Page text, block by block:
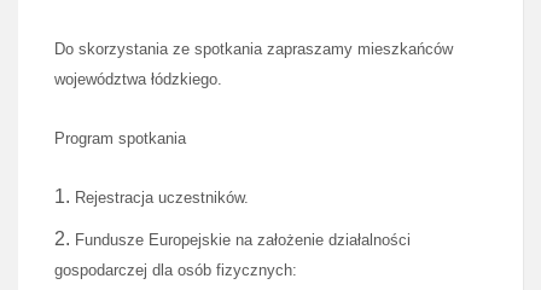
Do skorzystania ze spotkania zapraszamy mieszkańców
województwa łódzkiego.
Program spotkania
Rejestracja uczestników.
Fundusze Europejskie na założenie działalności
gospodarczej dla osób fizycznych: